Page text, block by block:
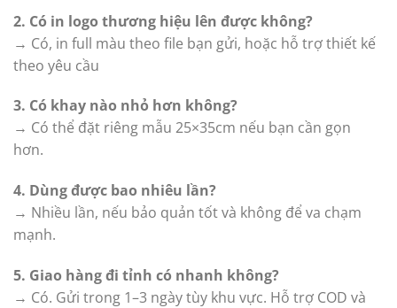
2. Có in logo thương hiệu lên được không?
→ Có, in full màu theo file bạn gửi, hoặc hỗ trợ thiết kế
theo yêu cầu
3. Có khay nào nhỏ hơn không?
→ Có thể đặt riêng mẫu 25×35cm nếu bạn cần gọn
hơn.
4. Dùng được bao nhiêu lần?
→ Nhiều lần, nếu bảo quản tốt và không để va chạm
mạnh.
5. Giao hàng đi tỉnh có nhanh không?
→ Có. Gửi trong 1–3 ngày tùy khu vực. Hỗ trợ COD và